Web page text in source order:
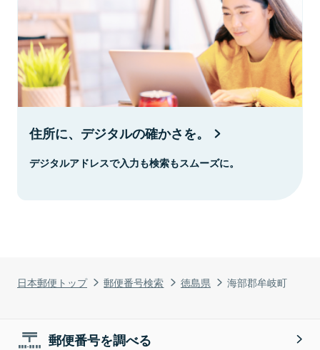
日本郵便トップ 郵便番号検索 徳島県 海部郡牟岐町
住所に、デジタルの確かさを。
デジタルアドレスで入力も検索もスムーズに。
郵便番号を調べる